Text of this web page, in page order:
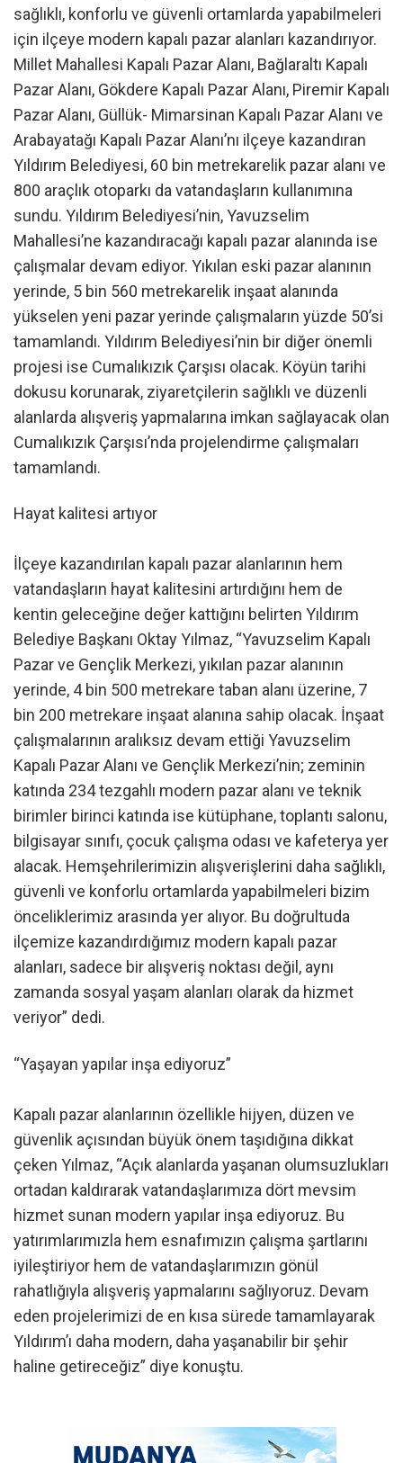
sağlıklı, konforlu ve güvenli ortamlarda yapabilmeleri
için ilçeye modern kapalı pazar alanları kazandırıyor.
Millet Mahallesi Kapalı Pazar Alanı, Bağlaraltı Kapalı
Pazar Alanı, Gökdere Kapalı Pazar Alanı, Piremir Kapalı
Pazar Alanı, Güllük- Mimarsinan Kapalı Pazar Alanı ve
Arabayatağı Kapalı Pazar Alanı’nı ilçeye kazandıran
Yıldırım Belediyesi, 60 bin metrekarelik pazar alanı ve
800 araçlık otoparkı da vatandaşların kullanımına
sundu. Yıldırım Belediyesi’nin, Yavuzselim
Mahallesi’ne kazandıracağı kapalı pazar alanında ise
çalışmalar devam ediyor. Yıkılan eski pazar alanının
yerinde, 5 bin 560 metrekarelik inşaat alanında
yükselen yeni pazar yerinde çalışmaların yüzde 50’si
tamamlandı. Yıldırım Belediyesi’nin bir diğer önemli
projesi ise Cumalıkızık Çarşısı olacak. Köyün tarihi
dokusu korunarak, ziyaretçilerin sağlıklı ve düzenli
alanlarda alışveriş yapmalarına imkan sağlayacak olan
Cumalıkızık Çarşısı’nda projelendirme çalışmaları
tamamlandı.
Hayat kalitesi artıyor
İlçeye kazandırılan kapalı pazar alanlarının hem
vatandaşların hayat kalitesini artırdığını hem de
kentin geleceğine değer kattığını belirten Yıldırım
Belediye Başkanı Oktay Yılmaz, “Yavuzselim Kapalı
Pazar ve Gençlik Merkezi, yıkılan pazar alanının
yerinde, 4 bin 500 metrekare taban alanı üzerine, 7
bin 200 metrekare inşaat alanına sahip olacak. İnşaat
çalışmalarının aralıksız devam ettiği Yavuzselim
Kapalı Pazar Alanı ve Gençlik Merkezi’nin; zeminin
katında 234 tezgahlı modern pazar alanı ve teknik
birimler birinci katında ise kütüphane, toplantı salonu,
bilgisayar sınıfı, çocuk çalışma odası ve kafeterya yer
alacak. Hemşehrilerimizin alışverişlerini daha sağlıklı,
güvenli ve konforlu ortamlarda yapabilmeleri bizim
önceliklerimiz arasında yer alıyor. Bu doğrultuda
ilçemize kazandırdığımız modern kapalı pazar
alanları, sadece bir alışveriş noktası değil, aynı
zamanda sosyal yaşam alanları olarak da hizmet
veriyor” dedi.
“Yaşayan yapılar inşa ediyoruz”
Kapalı pazar alanlarının özellikle hijyen, düzen ve
güvenlik açısından büyük önem taşıdığına dikkat
çeken Yılmaz, “Açık alanlarda yaşanan olumsuzlukları
ortadan kaldırarak vatandaşlarımıza dört mevsim
hizmet sunan modern yapılar inşa ediyoruz. Bu
yatırımlarımızla hem esnafımızın çalışma şartlarını
iyileştiriyor hem de vatandaşlarımızın gönül
rahatlığıyla alışveriş yapmalarını sağlıyoruz. Devam
eden projelerimizi de en kısa sürede tamamlayarak
Yıldırım’ı daha modern, daha yaşanabilir bir şehir
haline getireceğiz” diye konuştu.